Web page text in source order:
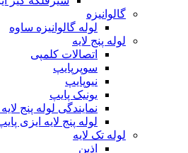
گالوانیزه
لوله گالوانیزه ساوه
لوله پنج لایه
اتصالات کلمپی
سوپرپایپ
نیوپایپ
یونیک پایپ
نمایندگی لوله پنج
لوله پنج لایه ایزی
لوله تک لایه
اذین